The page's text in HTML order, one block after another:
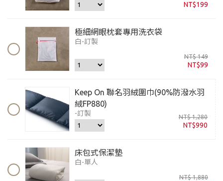
NT$199
極細網眼枕套專用洗衣袋
白-訂製
NT$99
NT$ 149
Keep On 聯名羽絨圍巾(90%防潑水羽
絨FP880)
-訂製
NT$990
NT$ 1,280
床包式保潔墊
白-單人
NT$ 1,880